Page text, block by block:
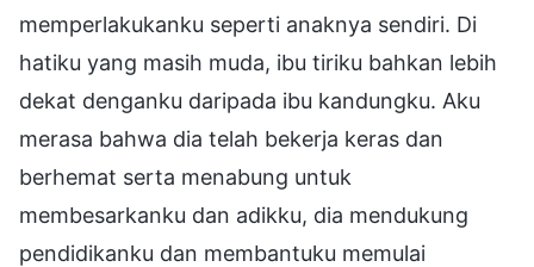
memperlakukanku seperti anaknya sendiri. Di
hatiku yang masih muda, ibu tiriku bahkan lebih
dekat denganku daripada ibu kandungku. Aku
merasa bahwa dia telah bekerja keras dan
berhemat serta menabung untuk
membesarkanku dan adikku, dia mendukung
pendidikanku dan membantuku memulai